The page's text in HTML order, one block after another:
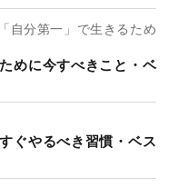
自分第一」で生きるため
めに今すべきこと・ベ
ぐやるべき習慣・ベス